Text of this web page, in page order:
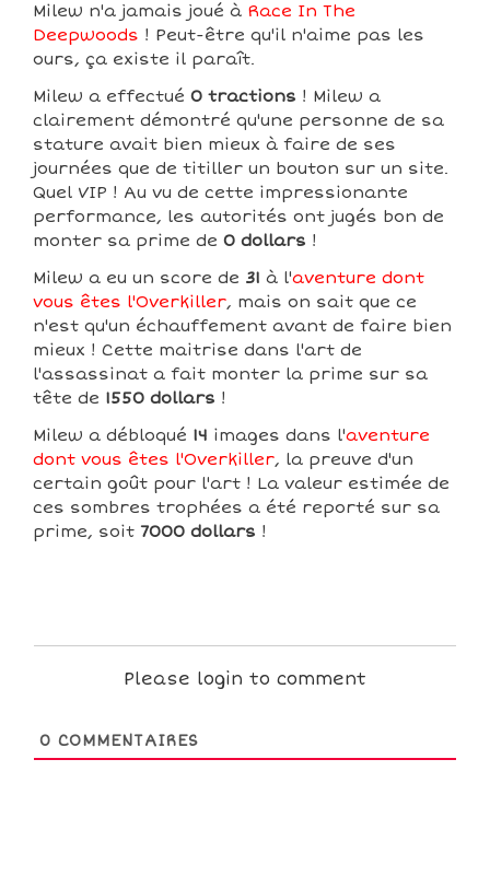
Milew n'a jamais joué à Race In The
Deepwoods ! Peut-être qu'il n'aime pas les
ours, ça existe il paraît.
Milew a effectué 0 tractions ! Milew a
clairement démontré qu'une personne de sa
stature avait bien mieux à faire de ses
journées que de titiller un bouton sur un site.
Quel VIP ! Au vu de cette impressionante
performance, les autorités ont jugés bon de
monter sa prime de 0 dollars !
Milew a eu un score de 31 à l'aventure dont
vous êtes l'Overkiller, mais on sait que ce
n'est qu'un échauffement avant de faire bien
mieux ! Cette maitrise dans l'art de
l'assassinat a fait monter la prime sur sa
tête de 1550 dollars !
Milew a débloqué 14 images dans l'aventure
dont vous êtes l'Overkiller, la preuve d'un
certain goût pour l'art ! La valeur estimée de
ces sombres trophées a été reporté sur sa
prime, soit 7000 dollars !
Please login to comment
0 COMMENTAIRES